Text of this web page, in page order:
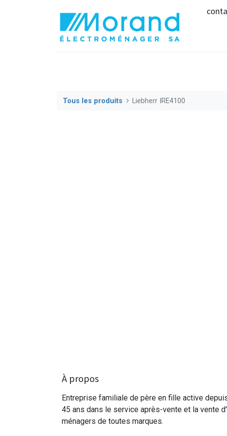
Tous les produits Liebherr IRE4100
À propos
Entreprise familiale de père en fille active
45 ans dans le service après-vente et la vente
ménagers de toutes marques.